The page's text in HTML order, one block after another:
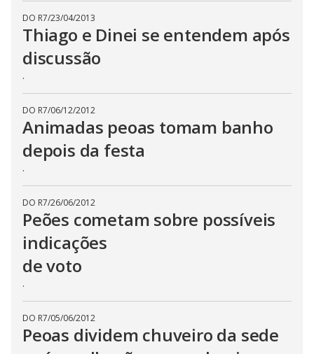
DO R7/23/04/2013
Thiago e Dinei se entendem após
discussão
.
DO R7/06/12/2012
Animadas peoas tomam banho
depois da festa
.
DO R7/26/06/2012
Peões cometam sobre possíveis
indicações
de voto
.
DO R7/05/06/2012
Peoas dividem chuveiro da sede